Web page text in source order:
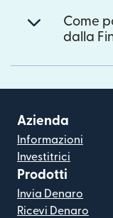
Come
dalla
Azienda
Informazioni
Investitrici
Prodotti
Invia Denaro
Ricevi Denaro